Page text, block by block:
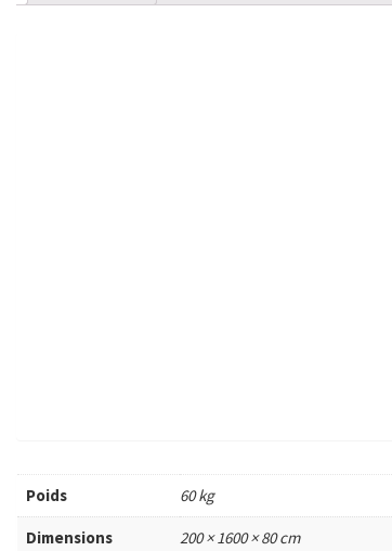
Poids 60 kg
Dimensions 200 × 1600 × 80 cm